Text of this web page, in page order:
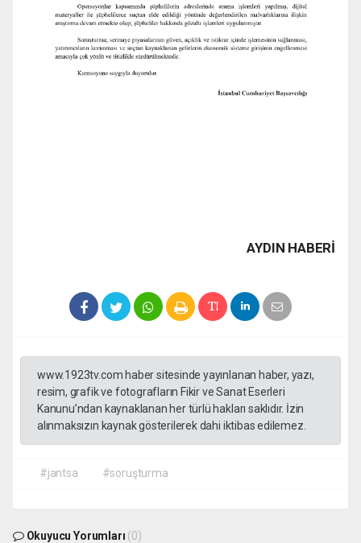
AYDIN HABERİ
www.1923tv.com haber sitesinde yayınlanan haber, yazı,
resim, grafik ve fotografların Fikir ve Sanat Eserleri
Kanunu’ndan kaynaklanan her türlü hakları saklıdır. İzin
alınmaksızın kaynak gösterilerek dahi iktibas edilemez.
#jantsa #soruşturma
Okuyucu Yorumları (0)